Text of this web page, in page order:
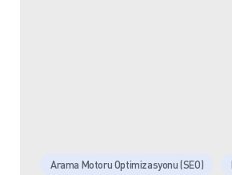
Arama Motoru Optimizasyonu (SEO)